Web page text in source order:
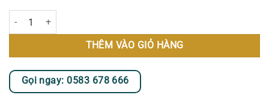
Kệ Hoa Khai Trương - Vạn Phát số lượng
THÊM VÀO GIỎ HÀNG
Gọi ngay: 0583 678 666